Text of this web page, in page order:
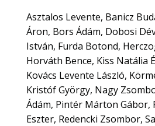
Asztalos Levente, Banicz
Áron, Bors Ádám, Dobosi
István, Furda Botond,
Horváth Bence, Kiss Natália
Kovács Levente László,
Kristóf György, Nagy
Ádám, Pintér Márton Gábor,
Eszter, Redencki Zsombor,